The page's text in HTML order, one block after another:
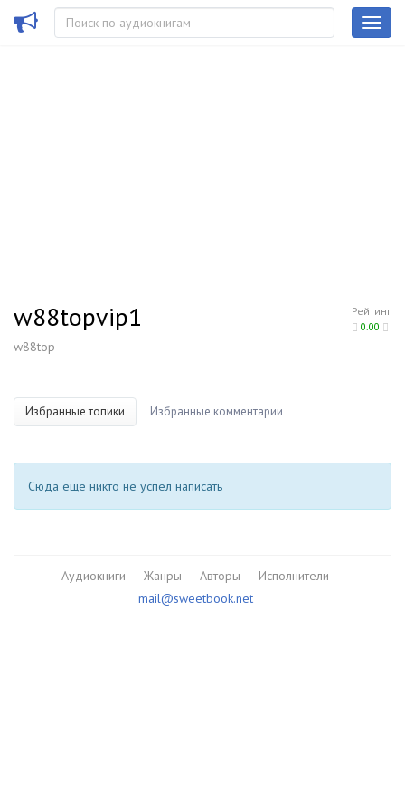
Рейтинг
0.00
w88topvip1
w88top
Избранные топики Избранные комментарии
Сюда еще никто не успел написать
Аудиокниги Жанры Авторы
Исполнители
mail@sweetbook.net